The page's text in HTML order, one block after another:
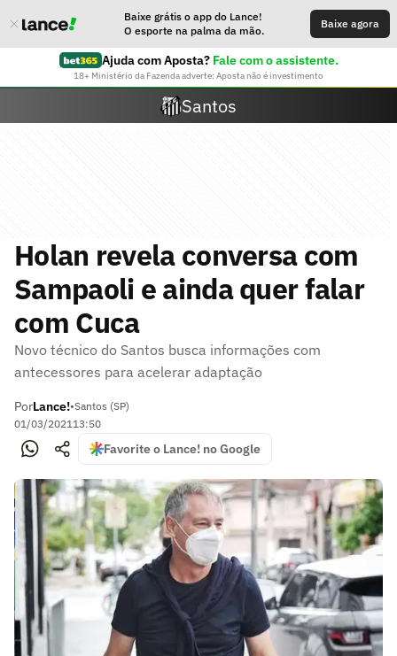
Baixe grátis o app do Lance!
O esporte na palma da mão.
Baixe agora
Ajuda com Aposta? Fale com o assistente.
18+ Ministério da Fazenda adverte: Aposta não é investimento
Santos
Holan revela conversa com
Sampaoli e ainda quer falar
com Cuca
Novo técnico do Santos busca informações com
antecessores para acelerar adaptação
PorLance!•Santos (SP)
01/03/202113:50
Favorite o Lance! no Google